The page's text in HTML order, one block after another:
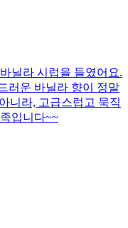
닐라 시럽을 들였어요.
러운 바닐라 향이 정말
니라, 고급스럽고 묵직
입니다~~